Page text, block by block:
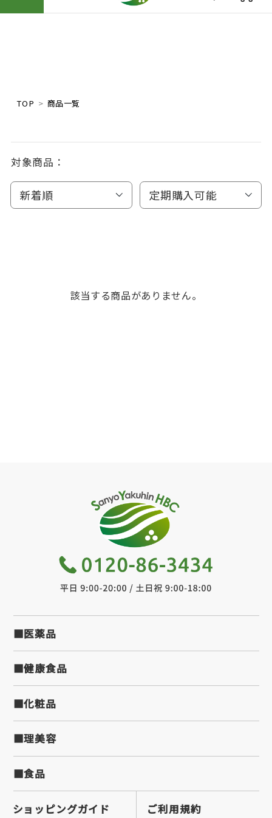
TOP 商品一覧
対象商品：
新着順 定期購入可能
該当する商品がありません。
■医薬品
■健康食品
■化粧品
■理美容
■食品
ショッピングガイド ご利用規約